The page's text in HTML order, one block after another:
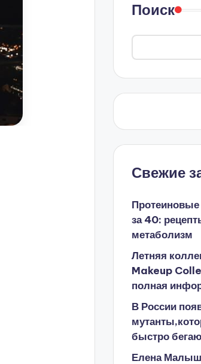
Поиск
Свежие
за 40:
метаболизм
Летняя
Makeup
полная
В России
быстро
Елена